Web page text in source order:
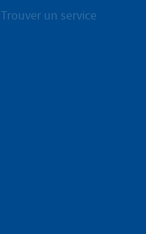
Trouver un service